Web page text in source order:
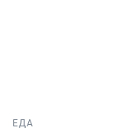
ЕДА